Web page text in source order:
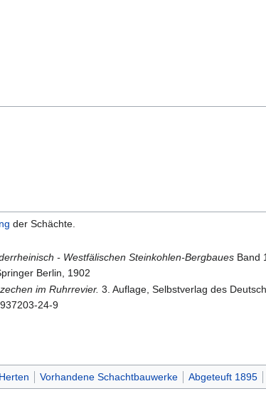
der Schächte.
- Westfälischen Steinkohlen-BergbauesBand
Berlin, 1902
im Ruhrrevier. 3. Auflage, Selbstverlag des
24-9
Vorhandene Schachtbauwerke Abgeteuft 1895